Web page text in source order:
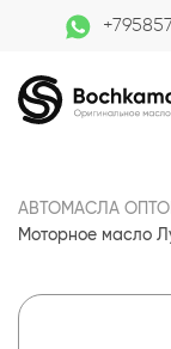
АВТОМАСЛА
Моторное масло